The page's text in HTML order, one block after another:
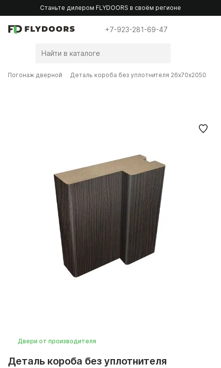
Станьте дилером FLYDOORS в своём регионе
+7-923-281-69-47
Погонаж дверной Деталь короба без уплотнителя 26х70х2050
Двери от производителя
Деталь короба без уплотнителя